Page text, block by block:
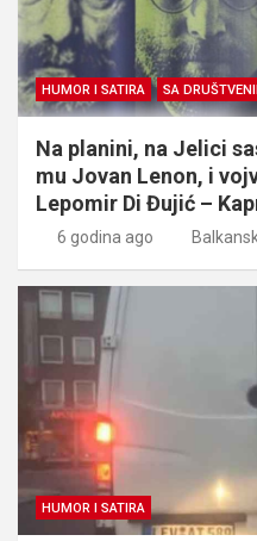
HUMOR I SATIRA SA
Na planini, na Jelici
mu Jovan Lenon, i
Lepomir Di Đujić –
6 godina ago
HUMOR I SATIRA